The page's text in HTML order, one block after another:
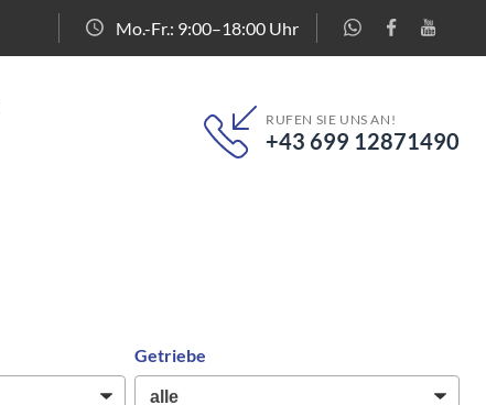
Mo.-Fr.: 9:00–18:00 Uhr
RUFEN SIE UNS AN!
+43 699 12871490
Getriebe